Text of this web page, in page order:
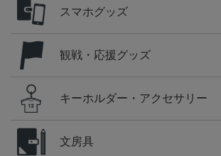
スマホグッズ
観戦・応援グッズ
キーホルダー・アクセサリー
文房具